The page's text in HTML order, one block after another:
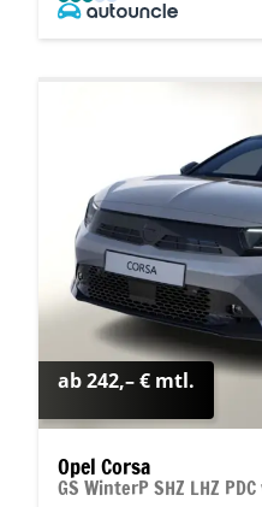
ab 242,– € mtl.
Opel Corsa
GS WinterP SHZ LHZ